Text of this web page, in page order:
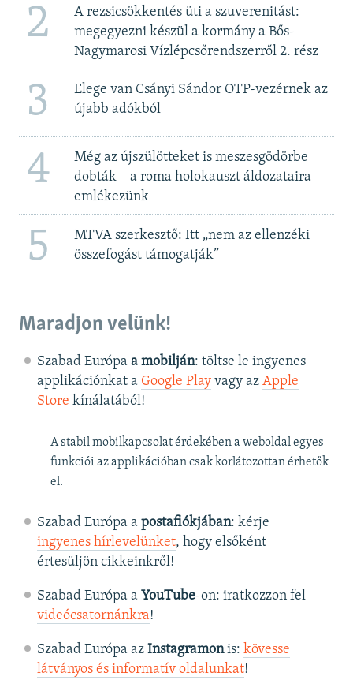
2
A rezsicsökkentés üti a szuverenitást:
megegyezni készül a kormány a Bős-
Nagymarosi Vízlépcsőrendszerről 2. rész
3
Elege van Csányi Sándor OTP-vezérnek az
újabb adókból
4
Még az újszülötteket is meszesgödörbe
dobták – a roma holokauszt áldozataira
emlékezünk
5
MTVA szerkesztő: Itt „nem az ellenzéki
összefogást támogatják”
Maradjon velünk!
Szabad Európa a mobilján: töltse le ingyenes
applikációnkat a Google Playvagy az Apple
Store kínálatából!
A stabil mobilkapcsolat érdekében a weboldal egyes
funkciói az applikációban csak korlátozottan érhetők
el.
Szabad Európa a postafiókjában: kérje
ingyenes hírlevelünket, hogy elsőként
értesüljön cikkeinkről!
Szabad Európa a YouTube-on: iratkozzon fel
videócsatornánkra!
Szabad Európa az Instagramonis: kövesse
látványos és informatív oldalunkat! ​